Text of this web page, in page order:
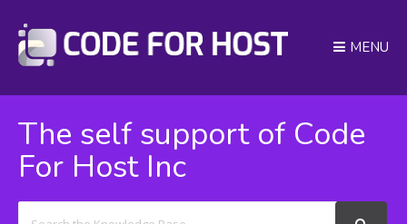
MENU
The self support of Code
For Host Inc